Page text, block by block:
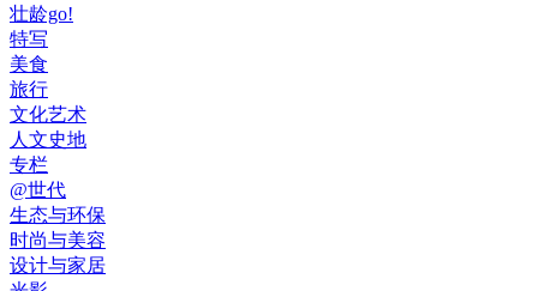
壮龄go!
特写
美食
旅行
文化艺术
人文史地
专栏
@世代
生态与环保
时尚与美容
设计与家居